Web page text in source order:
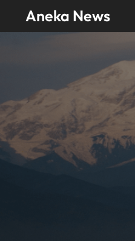
content
Aneka News